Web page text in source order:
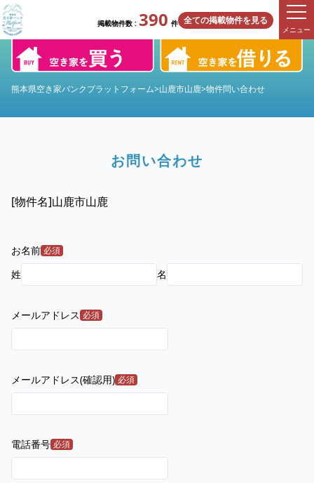
掲載物件数 : 390 件 全ての掲載物件を見る
メニュー
熊本県空き家バンクプラットフォーム>山鹿市山鹿>物件問い合わせ
お問い合わせ
[物件名]山鹿市山鹿
お名前 必須
姓 名
メールアドレス 必須
メールアドレス(確認用) 必須
電話番号 必須